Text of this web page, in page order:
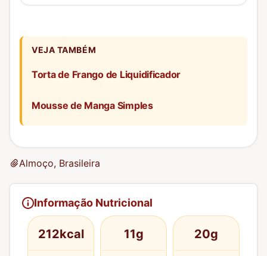
VEJA TAMBÉM
Torta de Frango de Liquidificador
Mousse de Manga Simples
Almoço, Brasileira
Informação Nutricional
212kcal 11g 20g